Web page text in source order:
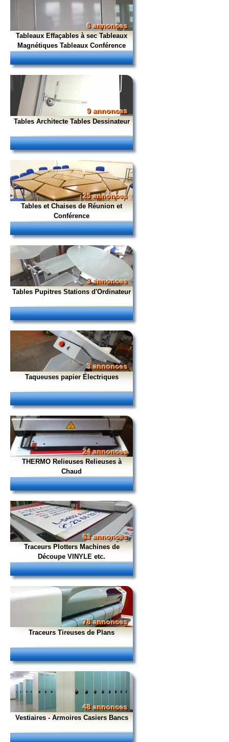
6 annonces
Tableaux Effaçables à sec Tableaux
Magnétiques Tableaux Conférence
9 annonces
Tables Architecte Tables Dessinateur
25 annonces
Tables et Chaises de Réunion et
Conférence
3 annonces
Tables Pupitres Stations d'Ordinateur
3 annonces
Taqueuses papier Électriques
24 annonces
THERMO Relieuses Relieuses à
Chaud
63 annonces
Traceurs Plotters Machines de
Découpe VINYLE etc.
78 annonces
Traceurs Tireuses de Plans
48 annonces
Vestiaires - Armoires Casiers Bancs